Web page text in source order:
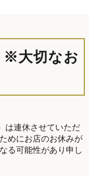
大切なお
は連休させていただ
めにお店のお休みが
る可能性があり申し